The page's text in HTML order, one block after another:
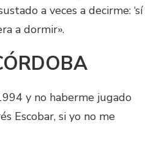
a veces a decirme: ‘sí
a dormir».
y no haberme jugado
Escobar, si yo no me